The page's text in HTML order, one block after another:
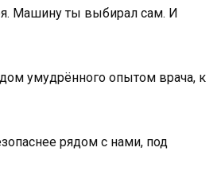
Машину ты выбирал сам. И
умудрённого опытом врача, к
рядом с нами, под